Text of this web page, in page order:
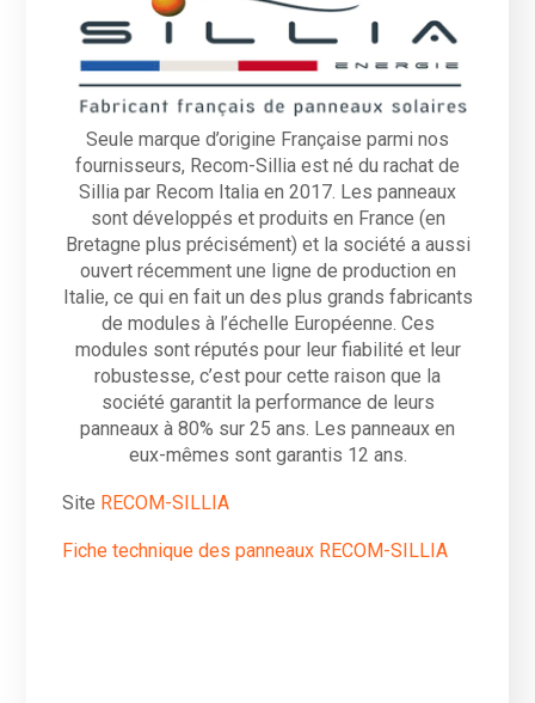
Seule marque d’origine Française parmi nos
fournisseurs, Recom-Sillia est né du rachat de
Sillia par Recom Italia en 2017. Les panneaux
sont développés et produits en France (en
Bretagne plus précisément) et la société a aussi
ouvert récemment une ligne de production en
Italie, ce qui en fait un des plus grands fabricants
de modules à l’échelle Européenne. Ces
modules sont réputés pour leur fiabilité et leur
robustesse, c’est pour cette raison que la
société garantit la performance de leurs
panneaux à 80% sur 25 ans. Les panneaux en
eux-mêmes sont garantis 12 ans.
Site RECOM-SILLIA
Fiche technique des panneaux RECOM-SILLIA